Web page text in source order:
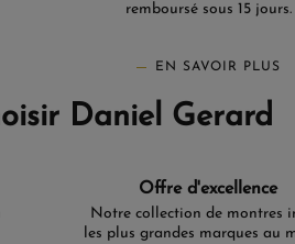
remboursé sous 15 jours.
EN SAVOIR PLUS
Daniel Gerard
Offre d'excellence
Notre collection de montres
les plus grandes marques au